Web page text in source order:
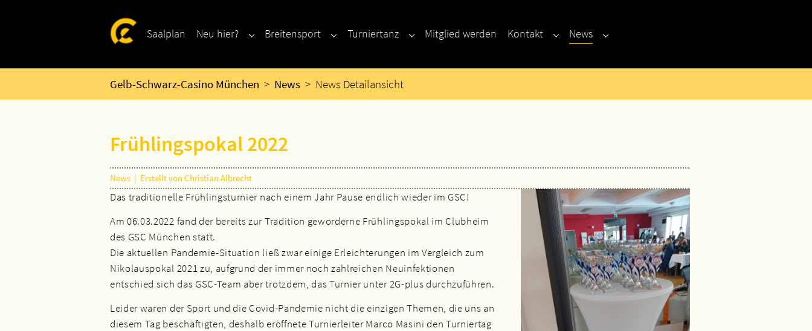
Saalplan Neu hier? Submenu for "Neu hier?"
Breitensport Submenu for "Breitensport"
Turniertanz Submenu for "Turniertanz"
Mitglied werden Kontakt Submenu for "Kontakt"
News Submenu for "News"
Gelb-Schwarz-Casino München News News Detailansicht
Frühlingspokal 2022
News | Erstellt von Christian Albrecht
Das traditionelle Frühlingsturnier nach einem Jahr Pause endlich wieder im GSC!
Am 06.03.2022 fand der bereits zur Tradition geworderne Frühlingspokal im Clubheim
des GSC München statt.
Die aktuellen Pandemie-Situation ließ zwar einige Erleichterungen im Vergleich zum
Nikolauspokal 2021 zu, aufgrund der immer noch zahlreichen Neuinfektionen
entschied sich das GSC-Team aber trotzdem, das Turnier unter 2G-plus durchzuführen.
Leider waren der Sport und die Covid-Pandemie nicht die einzigen Themen, die uns an
diesem Tag beschäftigten, deshalb eröffnete Turnierleiter Marco Masini den Turniertag